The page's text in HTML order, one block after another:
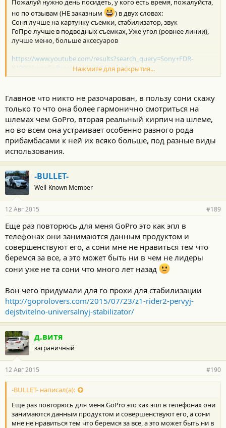
и
:
но по отзывам (НЕ заказным
) в двух словах:
Соня лучше на картунку съемки, стабилизатор, звук
ГоПро лучше в подводных съемках, Уже угол (ровнее линии),
лучше меню, больше аксесуаров
https://www.youtube.com/results?search_query=Sony+FDR-
X1000V+vs+GoPro+Hero4+BLACK+footage
Нажмите для раскрытия...
Главное что никто не разочарован, в пользу сони скажу
только то что она более гармонично смотриться на
шлемах чем GoPro, вторая реальный кирпич на шлеме,
но во всем она устраивает особенно разного рода
прибамбасами к ней их всяко больше, под разные виды
использования.
-BULLET-
Well-Known Member
12 Авг 2015 #189
Еще раз повторюсь для меня GoPro это как эпл в
телефонах они занимаются данным продуктом и
совершенствуют его, а сони мне не нравиться тем что
беремся за все, а это может быть ни в чем не лидеры
сони уже не та сони что много лет назад
Вон чего придумали для го прохи для стабилизации
http://goprolovers.com/2015/07/23/z1-rider2-pervyj-
dejstvitelno-universalnyj-stabilizator/
д.витя
заграничный
12 Авг 2015 #190
-BULLET- написал(а):
Еще раз повторюсь для меня GoPro это как эпл в телефонах они
занимаются данным продуктом и совершенствуют его, а сони
мне не нравиться тем что беремся за все, а это может быть ни в